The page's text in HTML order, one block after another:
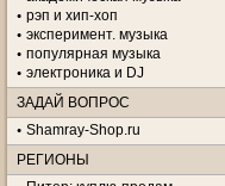
рэп и хип-хоп
эксперимент. музыка
популярная музыка
электроника и DJ
ЗАДАЙ ВОПРОС
Shamray-Shop.ru
РЕГИОНЫ